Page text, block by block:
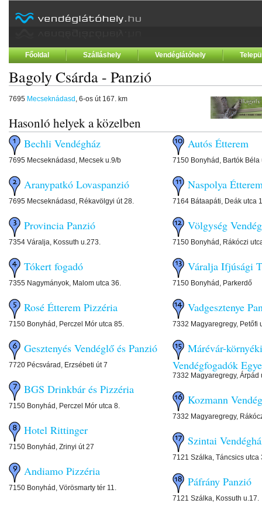
Főoldal Szálláshely Vendéglátóhely
Bagoly Csárda - Panzió
7695 Mecseknádasd , 6-os út 167. km
Hasonló helyek a közelben
Bechli Vendégház
7695 Mecseknádasd, Mecsek u.9/b
Aranypatkó Lovaspanzió
7695 Mecseknádasd, Rékavölgyi út 28.
Provincia Panzió
7354 Váralja, Kossuth u.273.
Tókert fogadó
7355 Nagymányok, Malom utca 36.
Rosé Étterem Pizzéria
7150 Bonyhád, Perczel Mór utca 85.
Gesztenyés Vendéglő és Panzió
7720 Pécsvárad, Erzsébeti út 7
BGS Drinkbár és Pizzéria
7150 Bonyhád, Perczel Mór utca 8.
Hotel Rittinger
7150 Bonyhád, Zrinyi út 27
Andiamo Pizzéria
7150 Bonyhád, Vörösmarty tér 11.
Autós Étterem
7150 Bonyhád, Bartók Béla
Naspolya
7164 Bátaapáti, Deák utca 1
Völgység
7150 Bonyhád, Rákóczi
Váralja Ifjúsági
7150 Bonyhád, Parkerdő
Vadgesztenye
7332 Magyaregregy, Petőfi
Márévár-környéki
Vendégfogadók
7332 Magyaregregy, Árpád
Kozmann
7332 Magyaregregy,
Szintai
7121 Szálka, Táncsics utca
Páfrány Panzió
7121 Szálka, Kossuth u.17.